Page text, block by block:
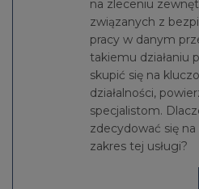
na zleceniu
związanych z
pracy w danym
takiemu działaniu
skupić się na
działalności,
specjalistom.
zdecydować się na
zakres tej usługi?